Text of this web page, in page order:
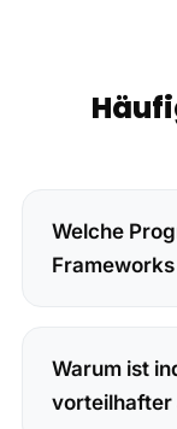
Welche
Warum ist
vorteilhafter